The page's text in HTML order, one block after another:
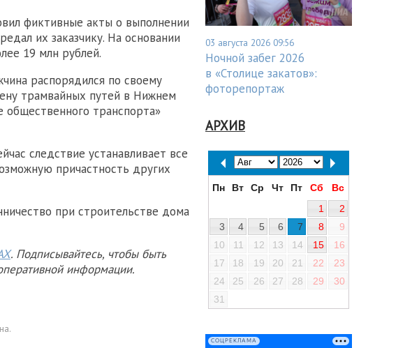
фиктивные акты о выполнении
их заказчику. На основании
19 млн рублей.
распорядился по своему
трамвайных путей в Нижнем
транспорта»
следствие устанавливает все
причастность других
при строительстве дома
. Подписывайтесь, чтобы быть
информации.
03 августа 2026 09:56
Ночной забег 2026
в «Столице закатов»:
фоторепортаж
АРХИВ
Пн Вт Ср Чт Пт Сб
Вс
1
2
3
4 5 6 7 8
9
10
11 12 13 14 15
16
17
18 19 20 21 22
23
24
25 26 27 28 29
30
31
СОЦРЕКЛАМА